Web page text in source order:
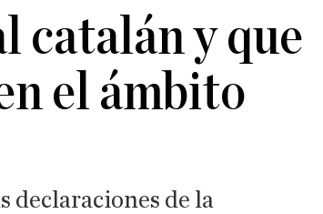
catalán y que
el ámbito
declaraciones de la